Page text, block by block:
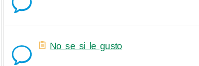
No se si le gusto